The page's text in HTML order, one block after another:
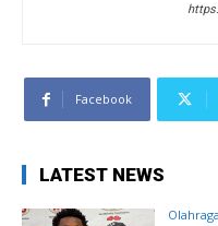
Facebook
LATEST NEWS
Olahraga